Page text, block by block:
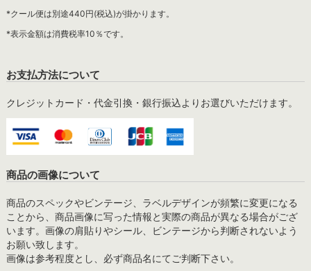
*クール便は別途440円(税込)が掛かります。
*表示金額は消費税率10％です。
お支払方法について
クレジットカード・代金引換・銀行振込よりお選びいただけます。
商品の画像について
商品のスペックやビンテージ、ラベルデザインが頻繁に変更になる
ことから、商品画像に写った情報と実際の商品が異なる場合がござ
います。画像の肩貼りやシール、ビンテージから判断されないよう
お願い致します。
画像は参考程度とし、必ず商品名にてご判断下さい。